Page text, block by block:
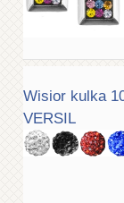
Wisior kulka
VERSIL